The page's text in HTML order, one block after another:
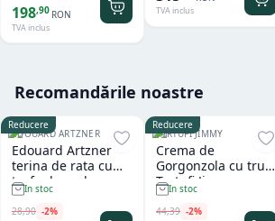
198,90 RON
TVA inclus
TVA inclus
Recomandările noastre
Reducere
EDOUARD ARTZNER
Edouard Artzner
terina de rata cu
trufe de padure
100g
In stoc
28,90 -2%
Reducere
TARTUFI JIMMY
Crema de
Gorgonzola cu trufe
Tartufi Jimmy
In stoc
44,39 -2%